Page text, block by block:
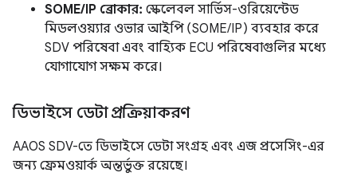
SOME/IP ব্রোকার: স্কেলেবল সার্ভিস-ওরিয়েন্টেড
মিডলওয়্যার ওভার আইপি (SOME/IP) ব্যবহার করে
SDV পরিষেবা এবং বাহ্যিক ECU পরিষেবাগুলির মধ্যে
যোগাযোগ সক্ষম করে।
ডিভাইসে ডেটা প্রক্রিয়াকরণ
AAOS SDV-তে ডিভাইসে ডেটা সংগ্রহ এবং এজ প্রসেসিং-এর
জন্য ফ্রেমওয়ার্ক অন্তর্ভুক্ত রয়েছে।